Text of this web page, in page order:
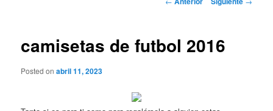
camisetas de futbol 2016
Posted onabril 11, 2023